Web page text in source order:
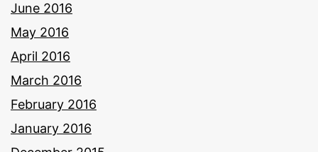
June 2016
May 2016
April 2016
March 2016
February 2016
January 2016